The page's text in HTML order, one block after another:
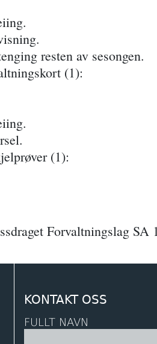
resten av sesongen.
(1):
(1):
Forvaltningslag SA
KONTAKT OSS
FULLT NAVN